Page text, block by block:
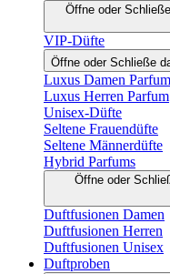
Öffne oder
VIP-Düfte
Öffne oder Schließe
Luxus Damen Parfum
Luxus Herren Parfum
Unisex-Düfte
Seltene Frauendüfte
Seltene Männerdüfte
Hybrid Parfums
Öffne oder
Duftfusionen Damen
Duftfusionen Herren
Duftfusionen Unisex
Duftproben